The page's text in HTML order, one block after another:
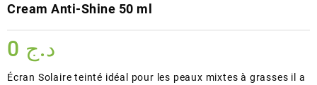
Cream Anti-Shine 50 ml
د.ج
Écran Solaire teinté idéal pour les peaux mixtes à grasses il a